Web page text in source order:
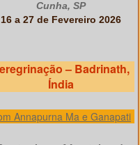
Cunha, SP
16 a 27 de Fevereiro 2026
– Badrinath,
Índia
Annapurna Ma e Ganapati